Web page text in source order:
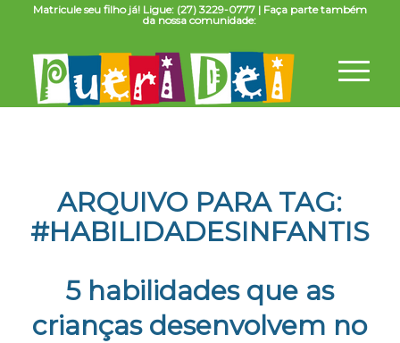
Matricule seu filho já! Ligue: (27) 3229-0777 | Faça parte também
da nossa comunidade:
ARQUIVO PARA TAG:
#HABILIDADESINFANTIS
5 habilidades que as
crianças desenvolvem no